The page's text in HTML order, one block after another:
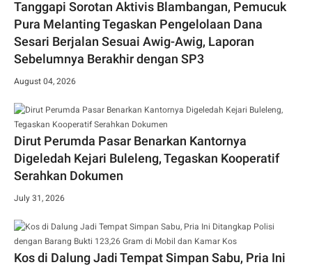
Tanggapi Sorotan Aktivis Blambangan, Pemucuk
Pura Melanting Tegaskan Pengelolaan Dana
Sesari Berjalan Sesuai Awig-Awig, Laporan
Sebelumnya Berakhir dengan SP3
August 04, 2026
Dirut Perumda Pasar Benarkan Kantornya
Digeledah Kejari Buleleng, Tegaskan Kooperatif
Serahkan Dokumen
July 31, 2026
Kos di Dalung Jadi Tempat Simpan Sabu, Pria Ini